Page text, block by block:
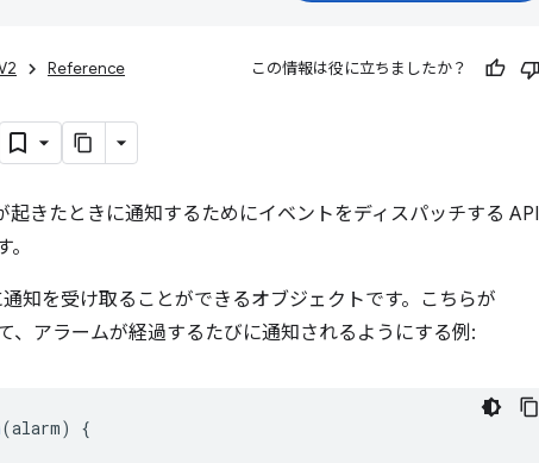
Reference この情報は役に立ちましたか？
起きたときに通知するためにイベントをディスパッチする API
知を受け取ることができるオブジェクトです。こちらが
、アラームが経過するたびに通知されるようにする例:
(alarm)
{